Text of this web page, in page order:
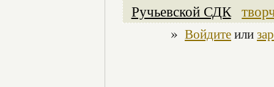
Ручьевской СДК
» Войдитеили